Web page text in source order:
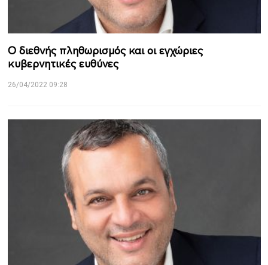
Ο διεθνής πληθωρισμός και οι εγχώριες
κυβερνητικές ευθύνες
26/04/2022 09:28